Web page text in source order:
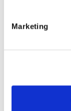
Marketing